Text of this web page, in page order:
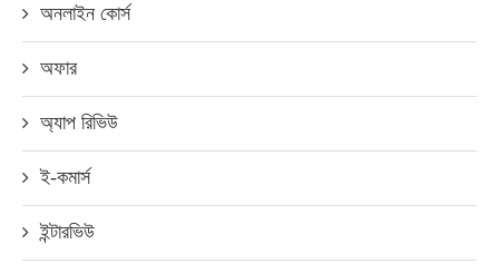
অনলাইন কোর্স
অফার
অ্যাপ রিভিউ
ই-কমার্স
ইন্টারভিউ